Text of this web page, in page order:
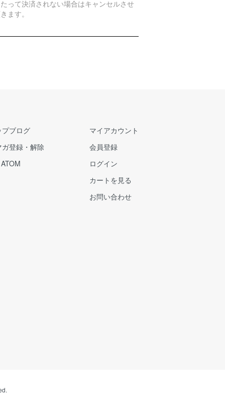
って決済されない場合はキャンセルさせ
ます。
プブログ
ガ登録・解除
ATOM
マイアカウント
会員登録
ログイン
カートを見る
お問い合わせ